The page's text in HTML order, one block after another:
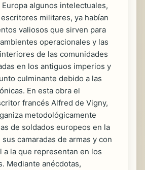
algunos intelectuales,
militares, ya habían
valiosos que sirven para
operacionales y las
de las comunidades
en los antiguos imperios y
culminante debido a las
En esta obra el
francés Alfred de Vigny,
metodológicamente
de soldados europeos en la
camaradas de armas y con
a la que representan en los
Mediante anécdotas,